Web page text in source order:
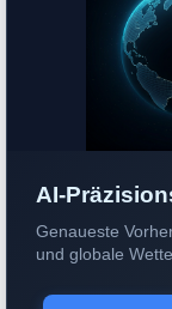
AI-
Genaueste
und globale